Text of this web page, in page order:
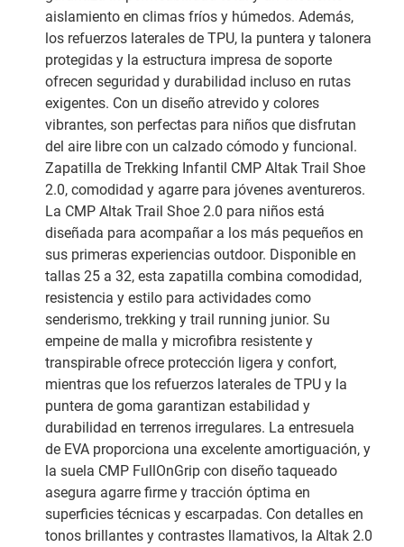
aislamiento en climas fríos y húmedos. Además,
los refuerzos laterales de TPU, la puntera y talonera
protegidas y la estructura impresa de soporte
ofrecen seguridad y durabilidad incluso en rutas
exigentes. Con un diseño atrevido y colores
vibrantes, son perfectas para niños que disfrutan
del aire libre con un calzado cómodo y funcional.
Zapatilla de Trekking Infantil CMP Altak Trail Shoe
2.0, comodidad y agarre para jóvenes aventureros.
La CMP Altak Trail Shoe 2.0 para niños está
diseñada para acompañar a los más pequeños en
sus primeras experiencias outdoor. Disponible en
tallas 25 a 32, esta zapatilla combina comodidad,
resistencia y estilo para actividades como
senderismo, trekking y trail running junior. Su
empeine de malla y microfibra resistente y
transpirable ofrece protección ligera y confort,
mientras que los refuerzos laterales de TPU y la
puntera de goma garantizan estabilidad y
durabilidad en terrenos irregulares. La entresuela
de EVA proporciona una excelente amortiguación, y
la suela CMP FullOnGrip con diseño taqueado
asegura agarre firme y tracción óptima en
superficies técnicas y escarpadas. Con detalles en
tonos brillantes y contrastes llamativos, la Altak 2.0